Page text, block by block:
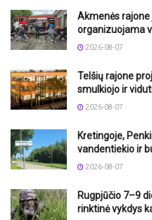
Akmenės
organizuojama
2026-08-07
Telšių rajone
smulkiojo ir
2026-08-07
Kretingoje,
vandentiekio ir
2026-08-07
Rugpjūčio 7–9
rinktinė vykdys